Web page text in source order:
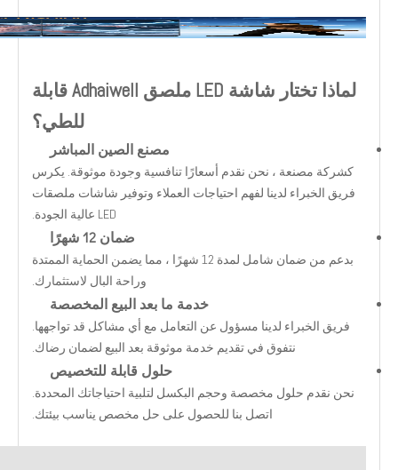
لماذا تختار شاشة LED ملصق Adhaiwell قابلة
للطي؟
مصنع الصين المباشر
كشركة مصنعة ، نحن نقدم أسعارًا تنافسية وجودة موثوقة. يكرس
فريق الخبراء لدينا لفهم احتياجات العملاء وتوفير شاشات ملصقات
LED عالية الجودة.
ضمان 12 شهرًا
بدعم من ضمان شامل لمدة 12 شهرًا ، مما يضمن الحماية الممتدة
وراحة البال لاستثمارك.
خدمة ما بعد البيع المخصصة
فريق الخبراء لدينا مسؤول عن التعامل مع أي مشاكل قد تواجهها.
نتفوق في تقديم خدمة موثوقة بعد البيع لضمان رضاك.
حلول قابلة للتخصيص
نحن نقدم حلول مخصصة وحجم البكسل لتلبية احتياجاتك المحددة.
اتصل بنا للحصول على حل مخصص يناسب بيئتك.